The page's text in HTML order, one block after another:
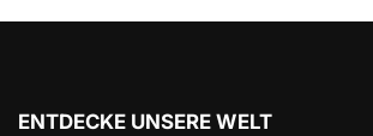
ENTDECKE UNSERE WELT